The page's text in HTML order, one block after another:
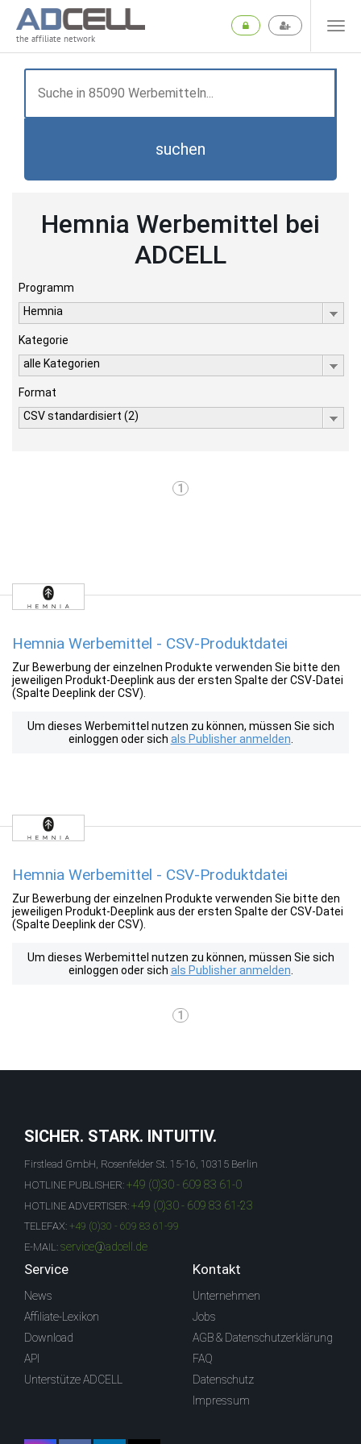
the affiliate network
suchen
Hemnia Werbemittel bei
ADCELL
Programm
Hemnia
Kategorie
alle Kategorien
Format
CSV standardisiert (2)
1
Hemnia Werbemittel - CSV-Produktdatei
Zur Bewerbung der einzelnen Produkte verwenden Sie bitte den
jeweiligen Produkt-Deeplink aus der ersten Spalte der CSV-Datei
(Spalte Deeplink der CSV).
Um dieses Werbemittel nutzen zu können, müssen Sie sich
einloggen oder sich als Publisher anmelden
Hemnia Werbemittel - CSV-Produktdatei
Zur Bewerbung der einzelnen Produkte verwenden Sie bitte den
jeweiligen Produkt-Deeplink aus der ersten Spalte der CSV-Datei
(Spalte Deeplink der CSV).
Um dieses Werbemittel nutzen zu können, müssen Sie sich
einloggen oder sich als Publisher anmelden
1
SICHER. STARK. INTUITIV.
Firstlead GmbH, Rosenfelder St. 15-16, 10315 Berlin
HOTLINE PUBLISHER: +49 (0)30 - 609 83 61-0
HOTLINE ADVERTISER: +49 (0)30 - 609 83 61-23
TELEFAX: +49 (0)30 - 609 83 61-99
E-MAIL: service@adcell.de
Service
News
Affiliate-Lexikon
Download
API
Unterstütze ADCELL
Kontakt
Unternehmen
Jobs
AGB & Datenschutzerklärung
FAQ
Datenschutz
Impressum